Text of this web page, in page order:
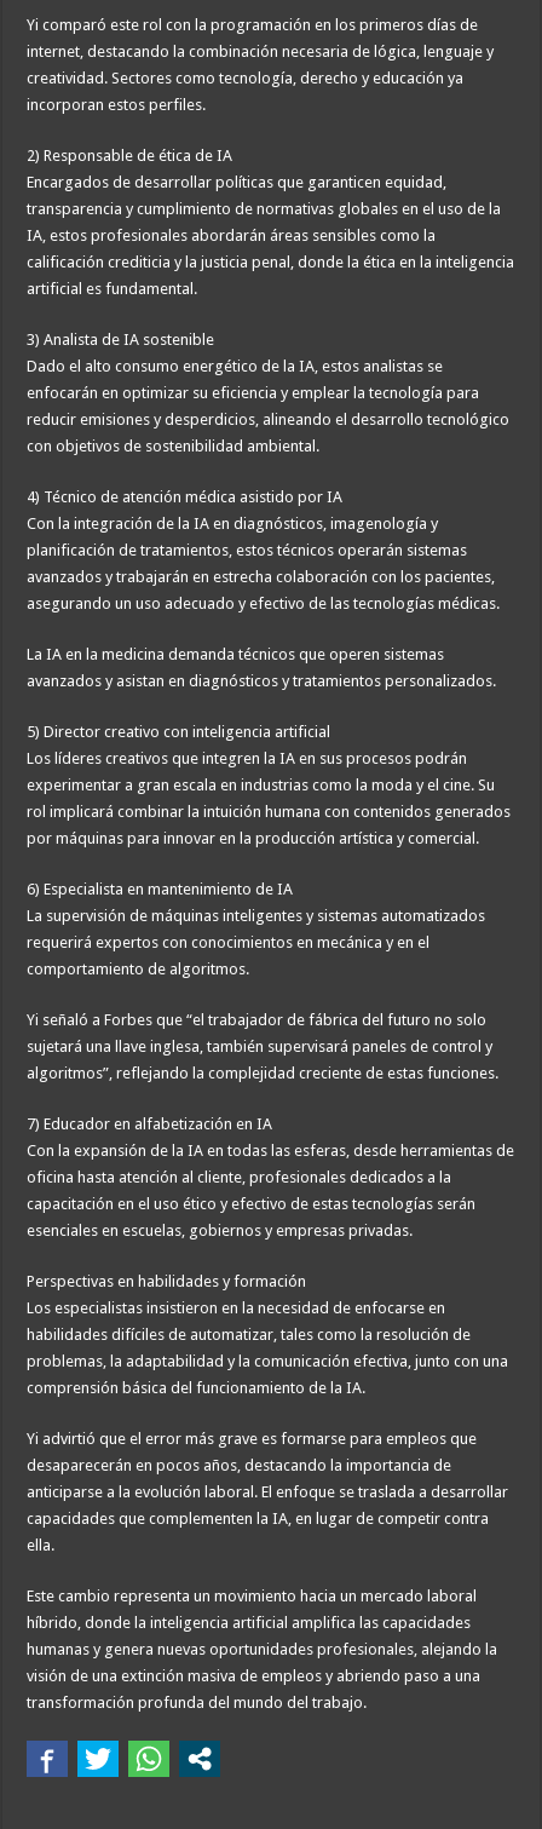
Yi comparó este rol con la programación en los primeros días de
internet, destacando la combinación necesaria de lógica, lenguaje y
creatividad. Sectores como tecnología, derecho y educación ya
incorporan estos perfiles.
2) Responsable de ética de IA
Encargados de desarrollar políticas que garanticen equidad,
transparencia y cumplimiento de normativas globales en el uso de la
IA, estos profesionales abordarán áreas sensibles como la
calificación crediticia y la justicia penal, donde la ética en la inteligencia
artificial es fundamental.
3) Analista de IA sostenible
Dado el alto consumo energético de la IA, estos analistas se
enfocarán en optimizar su eficiencia y emplear la tecnología para
reducir emisiones y desperdicios, alineando el desarrollo tecnológico
con objetivos de sostenibilidad ambiental.
4) Técnico de atención médica asistido por IA
Con la integración de la IA en diagnósticos, imagenología y
planificación de tratamientos, estos técnicos operarán sistemas
avanzados y trabajarán en estrecha colaboración con los pacientes,
asegurando un uso adecuado y efectivo de las tecnologías médicas.
La IA en la medicina demanda técnicos que operen sistemas
avanzados y asistan en diagnósticos y tratamientos personalizados.
5) Director creativo con inteligencia artificial
Los líderes creativos que integren la IA en sus procesos podrán
experimentar a gran escala en industrias como la moda y el cine. Su
rol implicará combinar la intuición humana con contenidos generados
por máquinas para innovar en la producción artística y comercial.
6) Especialista en mantenimiento de IA
La supervisión de máquinas inteligentes y sistemas automatizados
requerirá expertos con conocimientos en mecánica y en el
comportamiento de algoritmos.
Yi señaló a Forbes que “el trabajador de fábrica del futuro no solo
sujetará una llave inglesa, también supervisará paneles de control y
algoritmos”, reflejando la complejidad creciente de estas funciones.
7) Educador en alfabetización en IA
Con la expansión de la IA en todas las esferas, desde herramientas de
oficina hasta atención al cliente, profesionales dedicados a la
capacitación en el uso ético y efectivo de estas tecnologías serán
esenciales en escuelas, gobiernos y empresas privadas.
Perspectivas en habilidades y formación
Los especialistas insistieron en la necesidad de enfocarse en
habilidades difíciles de automatizar, tales como la resolución de
problemas, la adaptabilidad y la comunicación efectiva, junto con una
comprensión básica del funcionamiento de la IA.
Yi advirtió que el error más grave es formarse para empleos que
desaparecerán en pocos años, destacando la importancia de
anticiparse a la evolución laboral. El enfoque se traslada a desarrollar
capacidades que complementen la IA, en lugar de competir contra
ella.
Este cambio representa un movimiento hacia un mercado laboral
híbrido, donde la inteligencia artificial amplifica las capacidades
humanas y genera nuevas oportunidades profesionales, alejando la
visión de una extinción masiva de empleos y abriendo paso a una
transformación profunda del mundo del trabajo.